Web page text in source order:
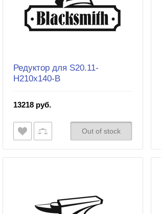
Редуктор для S20.11-
H210x140-B
13218 руб.
Out of stock